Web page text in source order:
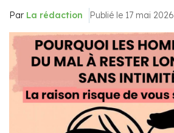
Par La rédaction Publié le 17 mai 2026